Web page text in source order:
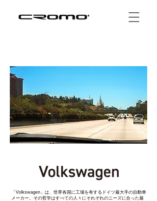
「Volkswagen」は、世界各国に工場を有するドイツ最大手の自動車
メーカー。その哲学はすべての人々にそれぞれのニーズに合った最